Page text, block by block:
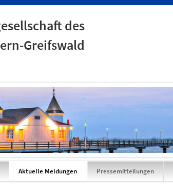
des
Greifswald
Aktuelle Meldungen Pressemitteilungen